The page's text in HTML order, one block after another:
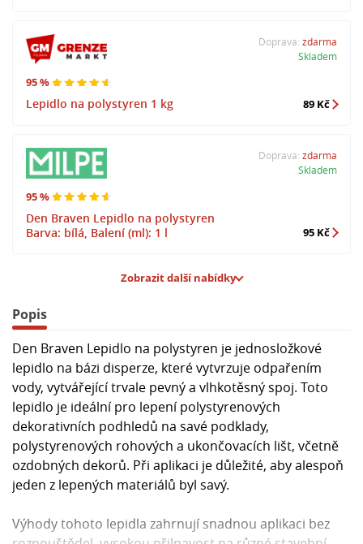
95 %
Lepidlo na polystyren 1 kg
Doprava: zdarma
Skladem
89 Kč
95 %
Den Braven Lepidlo na polystyren
Barva: bílá, Balení (ml): 1 l
Doprava: zdarma
Skladem
95 Kč
Zobrazit další nabídky
Popis
Den Braven Lepidlo na polystyren je jednosložkové
lepidlo na bázi disperze, které vytvrzuje odpařením
vody, vytvářející trvale pevný a vlhkotěsný spoj. Toto
lepidlo je ideální pro lepení polystyrenových
dekorativních podhledů na savé podklady,
polystyrenových rohových a ukončovacích lišt, včetně
ozdobných dekorů. Při aplikaci je důležité, aby alespoň
jeden z lepených materiálů byl savý.
Výhody tohoto lepidla zahrnují snadnou aplikaci bez